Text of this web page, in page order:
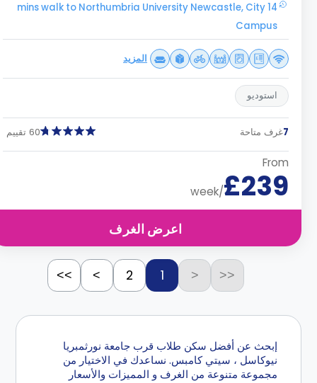
14 mins walk to Northumbria University Newcastle, City
Campus
المزيد
استوديو
غرف متاحة 60 تقييم
From
£239
/week
اعرض الغرف
<<
>>
إبحث عن أفضل سكن طلاب قرب جامعة نورثمبريا
نيوكاسل ، سيتي كامبس. نساعدك في الاختيار من
مجموعة متنوعة من الغرف و المميزات والأسعار